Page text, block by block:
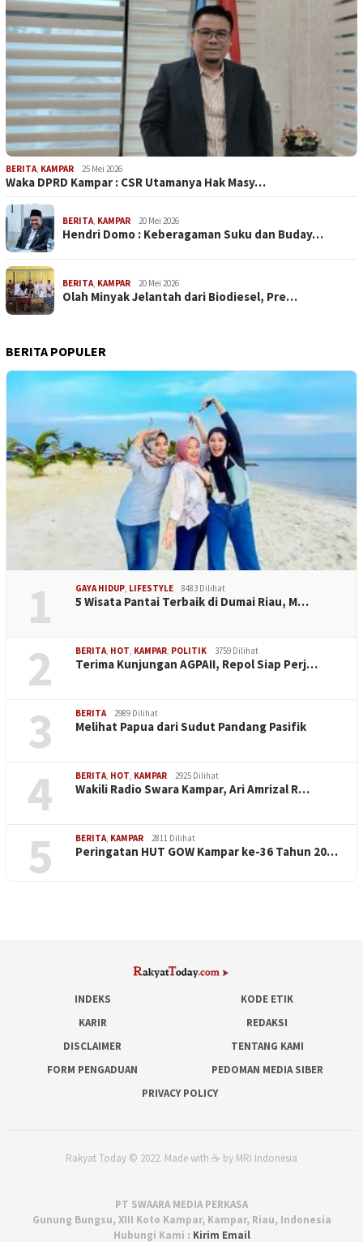
BERITA, KAMPAR 25 Mei 2026
Waka DPRD Kampar : CSR Utamanya Hak Masy…
BERITA, KAMPAR 20 Mei 2026
Hendri Domo : Keberagaman Suku dan Buday…
BERITA, KAMPAR 20 Mei 2026
Olah Minyak Jelantah dari Biodiesel, Pre…
BERITA POPULER
1 GAYA HIDUP, LIFESTYLE 8483 Dilihat
5 Wisata Pantai Terbaik di Dumai Riau, M…
2 BERITA, HOT, KAMPAR, POLITIK 3759 Dilihat
Terima Kunjungan AGPAII, Repol Siap Perj…
3 BERITA 2989 Dilihat
Melihat Papua dari Sudut Pandang Pasifik
4 BERITA, HOT, KAMPAR 2925 Dilihat
Wakili Radio Swara Kampar, Ari Amrizal R…
5 BERITA, KAMPAR 2811 Dilihat
Peringatan HUT GOW Kampar ke-36 Tahun 20…
INDEKS
KODE ETIK
KARIR
REDAKSI
DISCLAIMER
TENTANG KAMI
FORM PENGADUAN
PEDOMAN MEDIA SIBER
PRIVACY POLICY
Rakyat Today © 2022. Made with ☕ by MRI Indonesia
PT SWAARA MEDIA PERKASA
Gunung Bungsu, XIII Koto Kampar, Kampar, Riau, Indonesia
Hubungi Kami : Kirim Email